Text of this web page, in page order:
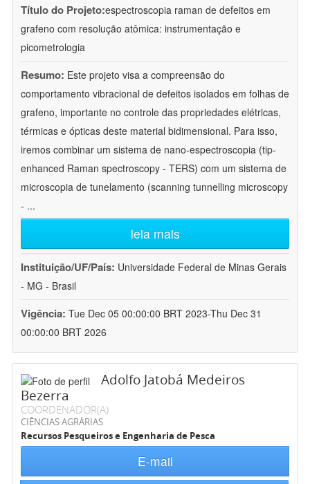
Título do Projeto:espectroscopia raman de defeitos em
grafeno com resolução atômica: instrumentação e
picometrologia
Resumo: Este projeto visa a compreensão do
comportamento vibracional de defeitos isolados em folhas de
grafeno, importante no controle das propriedades elétricas,
térmicas e ópticas deste material bidimensional. Para isso,
iremos combinar um sistema de nano-espectroscopia (tip-
enhanced Raman spectroscopy - TERS) com um sistema de
microscopia de tunelamento (scanning tunnelling microscopy
- ...
leia mais
Instituição/UF/País: Universidade Federal de Minas Gerais
- MG - Brasil
Vigência: Tue Dec 05 00:00:00 BRT 2023-Thu Dec 31
00:00:00 BRT 2026
Adolfo Jatobá Medeiros
Bezerra
COORDENADOR(A)
CIÊNCIAS AGRÁRIAS
Recursos Pesqueiros e Engenharia de Pesca
E-mail